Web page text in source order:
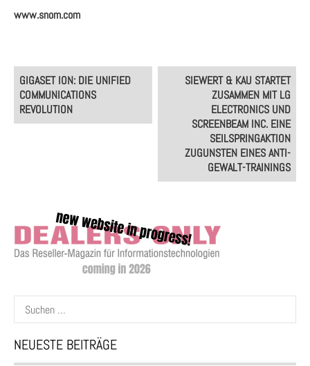
www.snom.com
Post
navigation
GIGASET ION: DIE UNIFIED
COMMUNICATIONS
REVOLUTION
SIEWERT & KAU STARTET
ZUSAMMEN MIT LG
ELECTRONICS UND
SCREENBEAM INC. EINE
SEILSPRINGAKTION
ZUGUNSTEN EINES ANTI-
GEWALT-TRAININGS
Suchen
nach:
NEUESTE BEITRÄGE